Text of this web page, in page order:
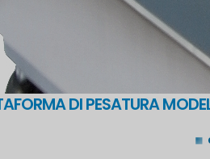
DI PESATURA